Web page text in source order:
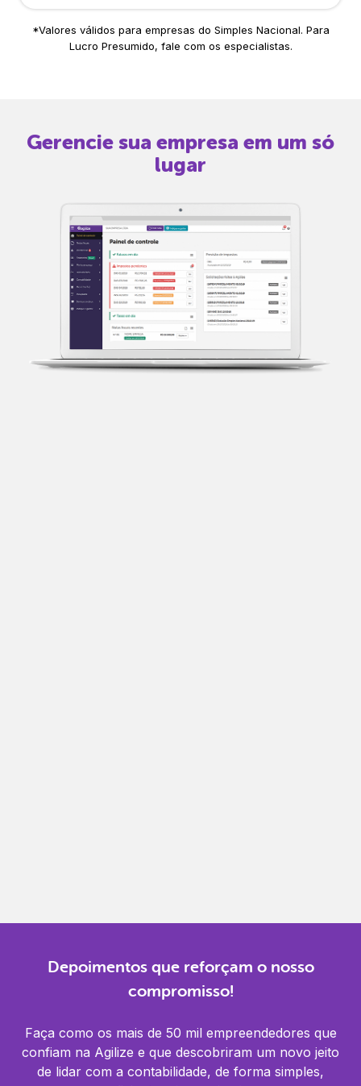
*Valores válidos para empresas do Simples Nacional. Para
Lucro Presumido, fale com os especialistas.
Gerencie sua empresa em um só
lugar
Depoimentos que reforçam o nosso
compromisso!
Faça como os mais de 50 mil empreendedores que
confiam na Agilize e que descobriram um novo jeito
de lidar com a contabilidade, de forma simples,